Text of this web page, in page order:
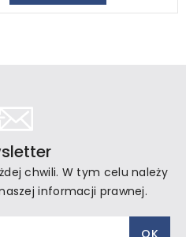
chwili. W tym celu należy
informacji prawnej.